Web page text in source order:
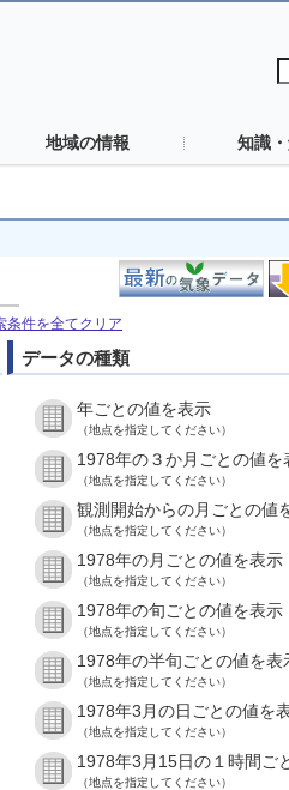
地域の情報 知識
条件を全てクリア
データの種類
年ごとの値を表示
（地点を指定してください）
1978年の３か月ごとの値を
（地点を指定してください）
観測開始からの月ごとの値
（地点を指定してください）
1978年の月ごとの値を表示
（地点を指定してください）
1978年の旬ごとの値を表示
（地点を指定してください）
1978年の半旬ごとの値を表
（地点を指定してください）
1978年3月の日ごとの値を
（地点を指定してください）
1978年3月15日の１時間ご
（地点を指定してください）